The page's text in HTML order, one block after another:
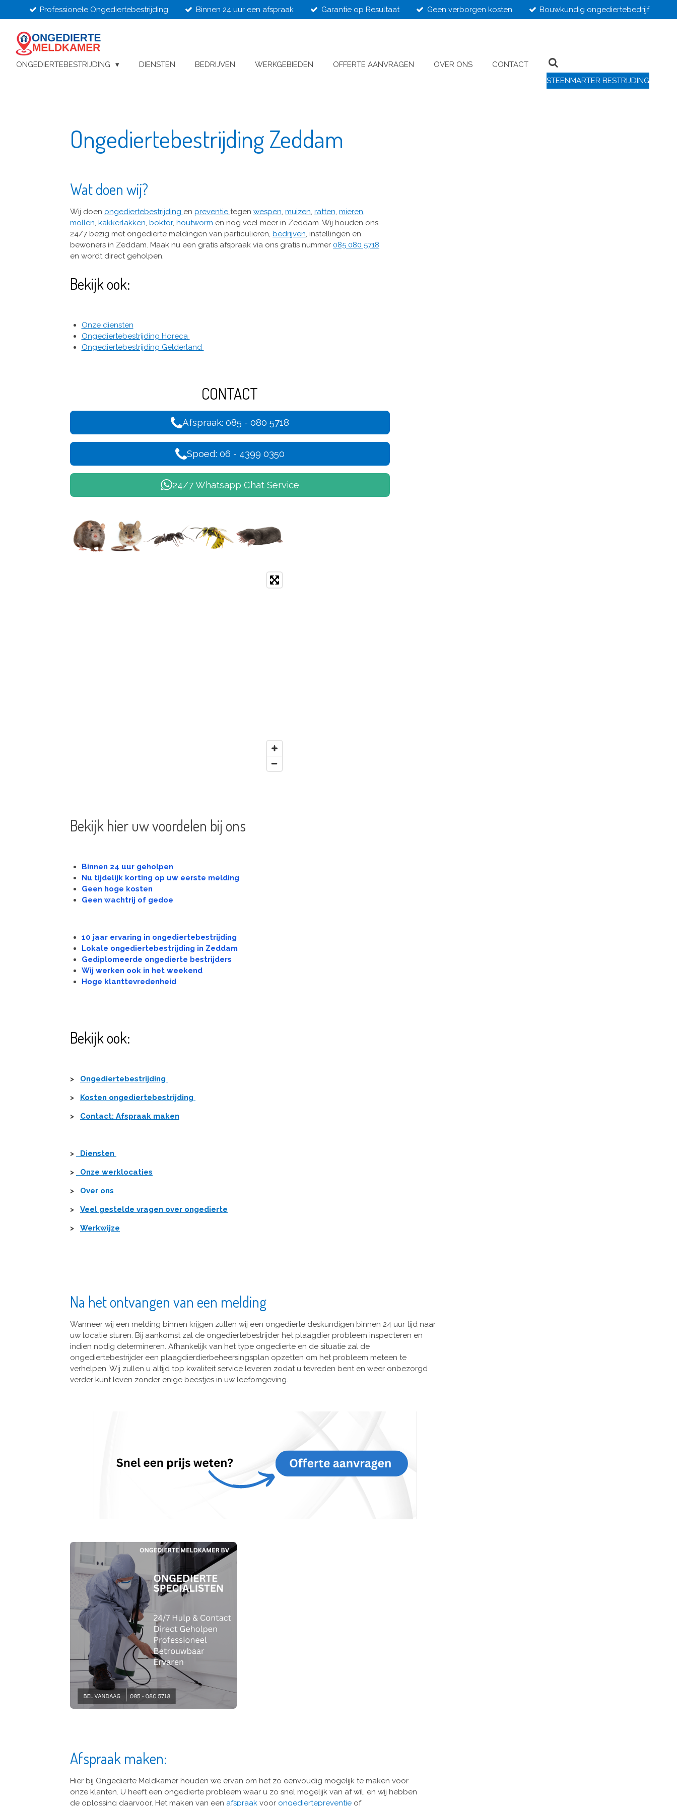
direct
naar
hoofdinhoud
Professionele Ongediertebestrijding Binnen 24 uur een afspraak Garantie op Resultaat Geen verborgen kosten Bouwkundig ongediertebedrijf
ONGEDIERTEBESTRIJDING DIENSTEN BEDRIJVEN WERKGEBIEDEN OFFERTE AANVRAGEN OVER ONS
CONTACT
STEENMARTER BESTRIJDING
Ongediertebestrijding Zeddam
Wat doen wij?
Wij doen ongediertebestrijding en preventie tegen wespen muizen ratten mieren
mollen kakkerlakken boktor, houtworm en nog veel meer in Zeddam. Wij houden ons
24/7 bezig met ongedierte meldingen van particulieren, bedrijven , instellingen en
bewoners in Zeddam. Maak nu een gratis afspraak via ons gratis nummer 085 080 5718
en wordt direct geholpen.
Bekijk ook:
Onze diensten
Ongediertebestrijding Horeca
Ongediertebestrijding Gelderland
CONTACT
Afspraak: 085 - 080 5718
Spoed: 06 - 4399 0350
24/7 Whatsapp Chat Service
Bekijk hier uw voordelen bij ons
Binnen 24 uur geholpen
Nu tijdelijk korting op uw eerste melding
Geen hoge kosten
Geen wachtrij of gedoe
10 jaar ervaring in ongediertebestrijding
Lokale ongediertebestrijding in Zeddam
Gediplomeerde ongedierte bestrijders
Wij werken ook in het weekend
Hoge klanttevredenheid
Bekijk ook:
> Ongediertebestrijding
> Kosten ongediertebestrijding
> Contact: Afspraak maken
> Diensten
> Onze werklocaties
> Over ons
> Veel gestelde vragen over ongedierte
> Werkwijze
Na het ontvangen van een melding
Wanneer wij een melding binnen krijgen zullen wij een ongedierte deskundigen binnen 24 uur tijd naar
uw locatie sturen. Bij aankomst zal de ongediertebestrijder het plaagdier probleem inspecteren en
indien nodig determineren. Afhankelijk van het type ongedierte en de situatie zal de
ongediertebestrijder een plaagdierdierbeheersingsplan opzetten om het probleem meteen te
verhelpen. Wij zullen u altijd top kwaliteit service leveren zodat u tevreden bent en weer onbezorgd
verder kunt leven zonder enige beestjes in uw leefomgeving.
Afspraak maken:
Hier bij Ongedierte Meldkamer houden we ervan om het zo eenvoudig mogelijk te maken voor
onze klanten. U heeft een ongedierte probleem waar u zo snel mogelijk van af wil, en wij hebben
de oplossing daarvoor. Het maken van een afspraak voor ongediertepreventie of